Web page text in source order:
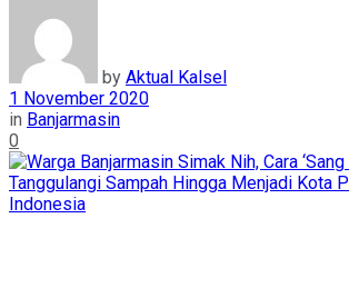
by Aktual Kalsel
1 November 2020
in Banjarmasin
0